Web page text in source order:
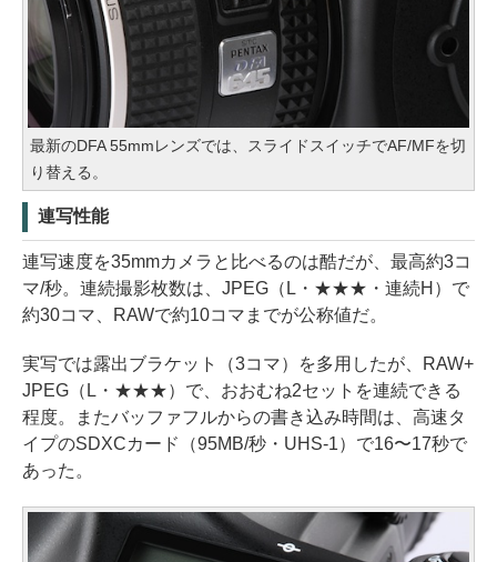
最新のDFA 55mmレンズでは、スライドスイッチでAF/MFを切
り替える。
連写性能
連写速度を35mmカメラと比べるのは酷だが、最高約3コ
マ/秒。連続撮影枚数は、JPEG（L・★★★・連続H）で
約30コマ、RAWで約10コマまでが公称値だ。
実写では露出ブラケット（3コマ）を多用したが、RAW+
JPEG（L・★★★）で、おおむね2セットを連続できる
程度。またバッファフルからの書き込み時間は、高速タ
イプのSDXCカード（95MB/秒・UHS-1）で16〜17秒で
あった。